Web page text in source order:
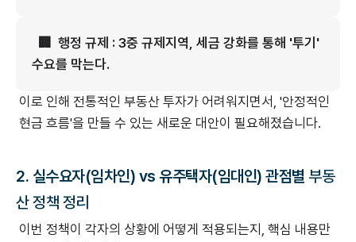
🏢 행정 규제 : 3중 규제지역, 세금 강화를 통해 '투기'
수요를 막는다.
이로 인해 전통적인 부동산 투자가 어려워지면서, '안정적인
현금 흐름'을 만들 수 있는 새로운 대안이 필요해졌습니다.
2. 실수요자(임차인) vs 유주택자(임대인) 관점별 부동
산 정책 정리
이번 정책이 각자의 상황에 어떻게 적용되는지, 핵심 내용만